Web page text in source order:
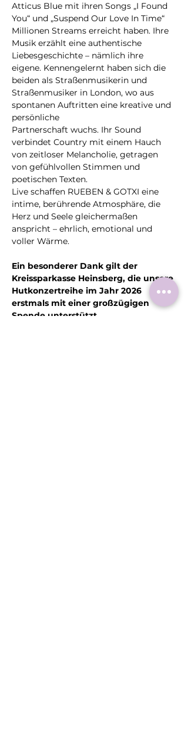
Atticus Blue mit ihren Songs „I Found
You“ und „Suspend Our Love In Time“
Millionen Streams erreicht haben. Ihre
Musik erzählt eine authentische
Liebesgeschichte – nämlich ihre
eigene. Kennengelernt haben sich die
beiden als Straßenmusikerin und
Straßenmusiker in London, wo aus
spontanen Auftritten eine kreative und
persönliche
Partnerschaft wuchs. Ihr Sound
verbindet Country mit einem Hauch
von zeitloser Melancholie, getragen
von gefühlvollen Stimmen und
poetischen Texten.
Live schaffen RUEBEN & GOTXI eine
intime, berührende Atmosphäre, die
Herz und Seele gleichermaßen
anspricht – ehrlich, emotional und
voller Wärme.
Ein besonderer Dank gilt der
Kreissparkasse Heinsberg, die unsere
Hutkonzertreihe im Jahr 2026
erstmals mit einer großzügigen
Spende unterstützt.